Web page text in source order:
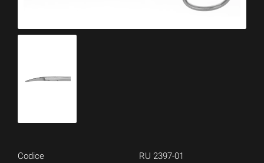
Codice RU 2397-01